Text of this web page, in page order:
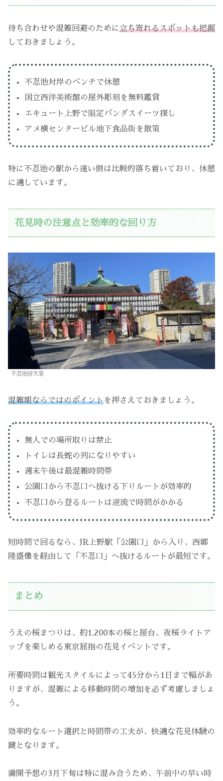
待ち合わせや混雑回避のために立ち寄れるスポットも把握
しておきましょう。
不忍池対岸のベンチで休憩
国立西洋美術館の屋外彫刻を無料鑑賞
エキュート上野で限定パンダスイーツ探し
アメ横センタービル地下食品街を散策
特に不忍池の駅から遠い側は比較的落ち着いており、休憩
に適しています。
花見時の注意点と効率的な回り方
不忍池辯天堂
混雑期ならではのポイントを押さえておきましょう。
無人での場所取りは禁止
トイレは長蛇の列になりやすい
週末午後は最混雑時間帯
公園口から不忍口へ抜ける下りルートが効率的
不忍口から登るルートは逆流で時間がかかる
短時間で回るなら、JR上野駅「公園口」から入り、西郷
隆盛像を経由して「不忍口」へ抜けるルートが最短です。
まとめ
うえの桜まつりは、約1,200本の桜と屋台、夜桜ライトア
ップを楽しめる東京屈指の花見イベントです。
所要時間は観光スタイルによって45分から1日まで幅があ
りますが、混雑による移動時間の増加を必ず考慮しましょ
う。
効率的なルート選択と時間帯の工夫が、快適な花見体験の
鍵となります。
満開予想の3月下旬は特に混み合うため、午前中の早い時